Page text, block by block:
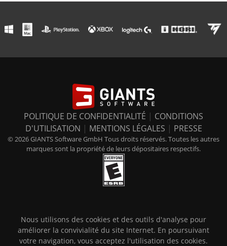
POLITIQUE DE CONFIDENTIALITÉ | CONDITIONS
D'UTILISATION | MENTIONS LÉGALES | PRESSE
© 2026 GIANTS Software GmbH Tous droits réservés. Toutes les autres
marques sont la propriété de leurs dépositaires respectifs.
Nous utilisons des cookies et des outils d'analyse pour
améliorer la convivialité du site Internet. En poursuivant
votre navigation, vous acceptez l'utilisation des cookies.